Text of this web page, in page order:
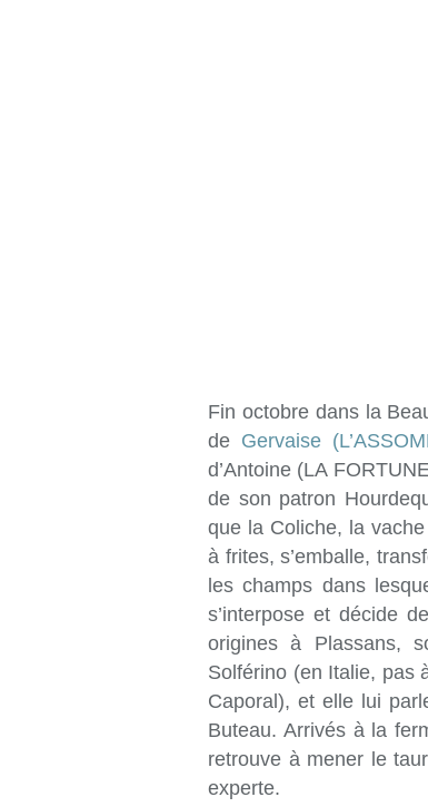
Fin octobre dans la
de Gervaise
d’Antoine (LA
de son patron
que la Coliche, la
à frites, s’emballe,
les champs dans
s’interpose et décide
origines à Plassans,
Solférino (en Italie, pas
Caporal), et elle lui
Buteau. Arrivés à la
retrouve à mener le
experte.